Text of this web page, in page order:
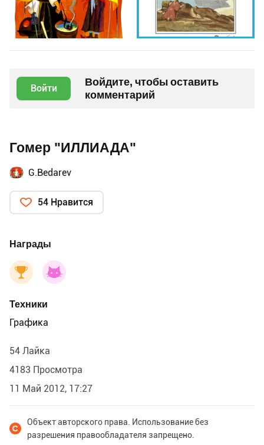
Войти
Войдите, чтобы оставить
комментарий
Гомер "ИЛЛИАДА"
G.Bedarev
54 Нравится
Награды
Техники
Графика
54 Лайка
4183 Просмотра
11 Май 2012, 17:27
Объект авторского права. Использование без
разрешения правообладателя запрещено.